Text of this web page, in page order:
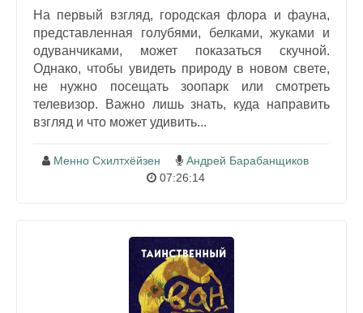
На первый взгляд, городская флора и фауна,
представленная голубями, белками, жуками и
одуванчиками, может показаться скучной.
Однако, чтобы увидеть природу в новом свете,
не нужно посещать зоопарк или смотреть
телевизор. Важно лишь знать, куда направить
взгляд и что может удивить...
Менно Схилтхёйзен
Андрей Барабанщиков
07:26:14